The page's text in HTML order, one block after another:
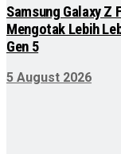
Samsung Galaxy Z
Mengotak Lebih
Gen 5
5 August 2026